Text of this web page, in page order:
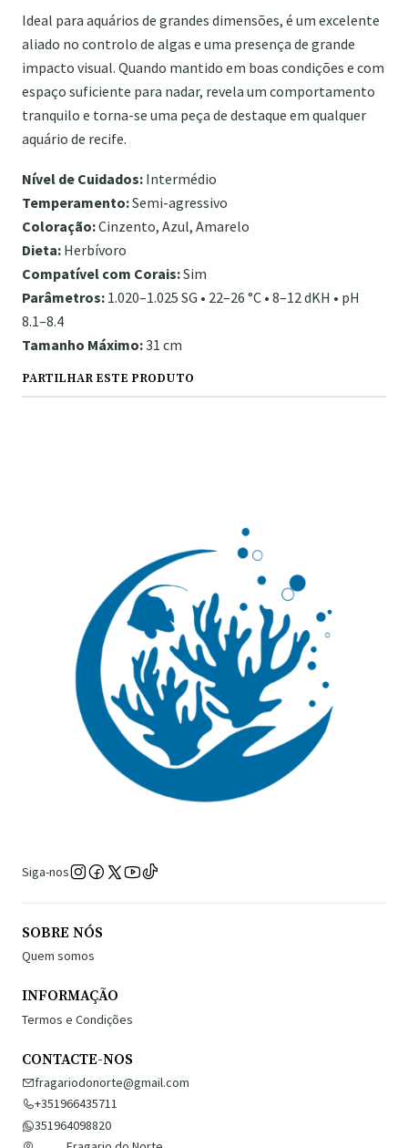
Ideal para aquários de grandes dimensões, é um excelente
aliado no controlo de algas e uma presença de grande
impacto visual. Quando mantido em boas condições e com
espaço suficiente para nadar, revela um comportamento
tranquilo e torna-se uma peça de destaque em qualquer
aquário de recife.
Nível de Cuidados: Intermédio
Temperamento:Semi-agressivo
Coloração:Cinzento, Azul, Amarelo
Dieta: Herbívoro
Compatível com Corais:Sim
Parâmetros: 1.020–1.025 SG • 22–26 °C • 8–12 dKH • pH
8.1–8.4
Tamanho Máximo:31 cm
PARTILHAR ESTE PRODUTO
Siga-nos
SOBRE NÓS
Quem somos
INFORMAÇÃO
Termos e Condições
CONTACTE-NOS
fragariodonorte@gmail.com
+351966435711
351964098820